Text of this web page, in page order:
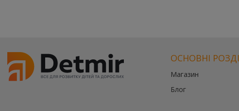
ОСНОВНІ
Магазин
Блог